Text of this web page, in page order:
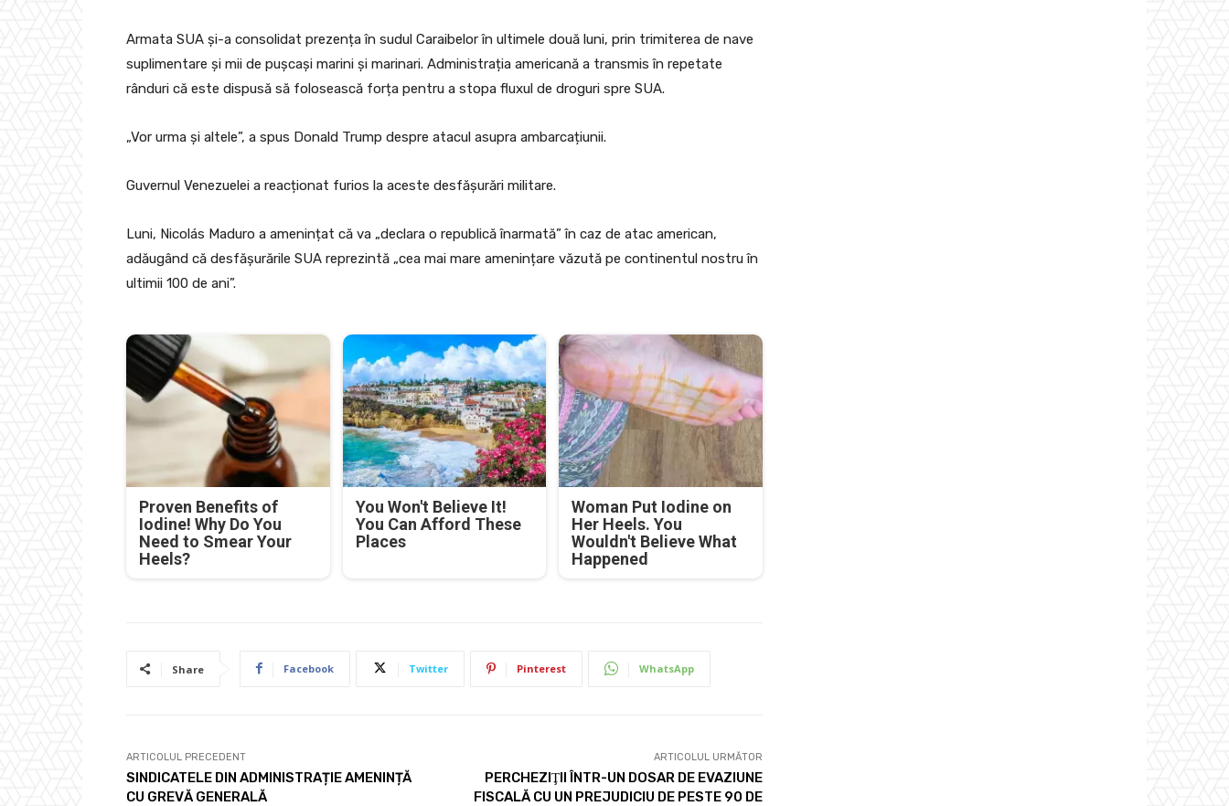
Armata SUA și-a consolidat prezența în sudul Caraibelor în ultimele două luni, prin trimiterea de nave
suplimentare și mii de pușcași marini și marinari. Administrația americană a transmis în repetate
rânduri că este dispusă să folosească forța pentru a stopa fluxul de droguri spre SUA.
„Vor urma și altele”, a spus Donald Trump despre atacul asupra ambarcațiunii.
Guvernul Venezuelei a reacționat furios la aceste desfășurări militare.
Luni, Nicolás Maduro a amenințat că va „declara o republică înarmată” în caz de atac american,
adăugând că desfășurările SUA reprezintă „cea mai mare amenințare văzută pe continentul nostru în
ultimii 100 de ani”.
Proven Benefits of
Iodine! Why Do You
Need to Smear Your
Heels?
You Won't Believe It!
You Can Afford These
Places
Woman Put Iodine on
Her Heels. You
Wouldn't Believe What
Happened
Share Facebook Twitter Pinterest WhatsApp
ARTICOLUL PRECEDENT
SINDICATELE DIN ADMINISTRAȚIE AMENINȚĂ
CU GREVĂ GENERALĂ
ARTICOLUL URMĂTOR
PERCHEZIŢII ÎNTR-UN DOSAR DE EVAZIUNE
FISCALĂ CU UN PREJUDICIU DE PESTE 90 DE